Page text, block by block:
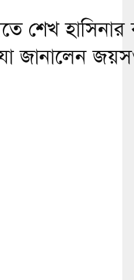
শেখ
জানালেন